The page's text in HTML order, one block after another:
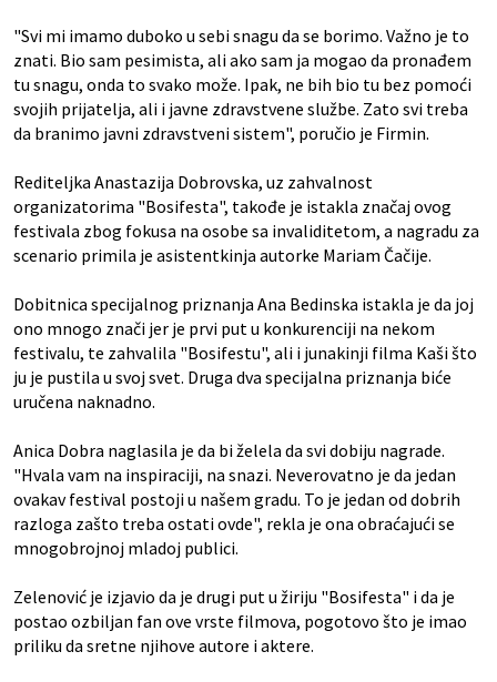
"Svi mi imamo duboko u sebi snagu da se borimo. Važno je to
znati. Bio sam pesimista, ali ako sam ja mogao da pronađem
tu snagu, onda to svako može. Ipak, ne bih bio tu bez pomoći
svojih prijatelja, ali i javne zdravstvene službe. Zato svi treba
da branimo javni zdravstveni sistem", poručio je Firmin.
Rediteljka Anastazija Dobrovska, uz zahvalnost
organizatorima "Bosifesta", takođe je istakla značaj ovog
festivala zbog fokusa na osobe sa invaliditetom, a nagradu za
scenario primila je asistentkinja autorke Mariam Čačije.
Dobitnica specijalnog priznanja Ana Bedinska istakla je da joj
ono mnogo znači jer je prvi put u konkurenciji na nekom
festivalu, te zahvalila "Bosifestu", ali i junakinji filma Kaši što
ju je pustila u svoj svet. Druga dva specijalna priznanja biće
uručena naknadno.
Anica Dobra naglasila je da bi želela da svi dobiju nagrade.
"Hvala vam na inspiraciji, na snazi. Neverovatno je da jedan
ovakav festival postoji u našem gradu. To je jedan od dobrih
razloga zašto treba ostati ovde", rekla je ona obraćajući se
mnogobrojnoj mladoj publici.
Zelenović je izjavio da je drugi put u žiriju "Bosifesta" i da je
postao ozbiljan fan ove vrste filmova, pogotovo što je imao
priliku da sretne njihove autore i aktere.